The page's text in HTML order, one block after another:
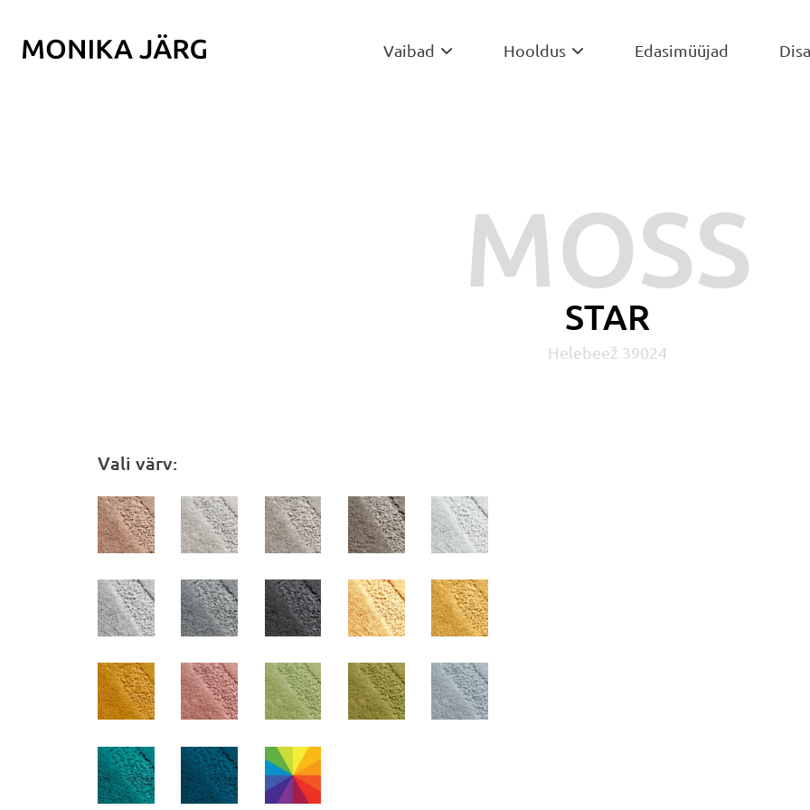
Vaibad  Hooldus  Edasimüüjad
MOSS
STAR
Helebeež 39024
Vali värv: